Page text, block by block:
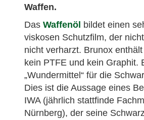
Waffen.
Das Waffenöl bildet einen
viskosen Schutzfilm, der
nicht verharzt. Brunox
kein PTFE und kein Graphit.
„Wundermittel“ für die
Dies ist die Aussage eines
IWA (jährlich stattfinde
Nürnberg), der seine